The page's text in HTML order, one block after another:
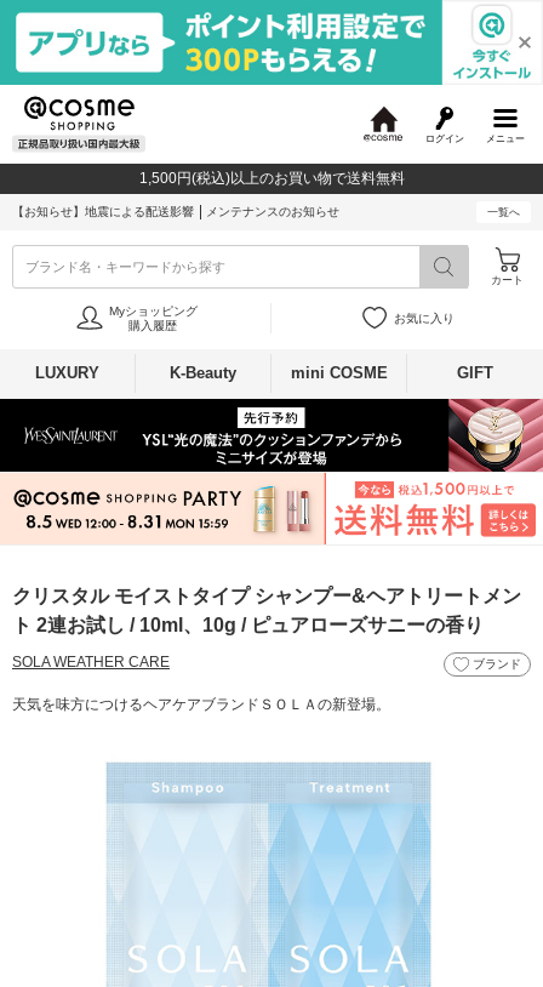
メニュー
ログイン
c
o
1,500円(税込)以上のお買い物で送料無料
【お知らせ】 地震による配送影響 メンテナンスのお知らせ 一覧へ
ブランド名・キーワードから探す
カート
Myショッピング
購入履歴
お気に入り
LUXURY K-Beauty mini COSME GIFT
クリスタル モイストタイプ シャンプー&ヘアトリートメン
ト 2連お試し / 10ml、10g / ピュアローズサニーの香り
SOLA WEATHER CARE ブランド
天気を味方につけるヘアケアブランドＳＯＬＡの新登場。